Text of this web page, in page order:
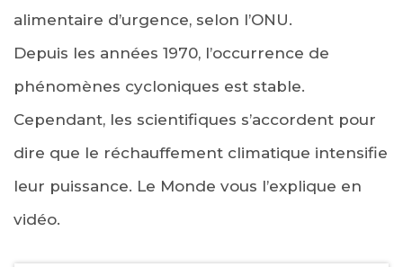
alimentaire d’urgence, selon l’ONU.
Depuis les années 1970, l’occurrence de
phénomènes cycloniques est stable.
Cependant, les scientifiques s’accordent pour
dire que le réchauffement climatique intensifie
leur puissance. Le Monde vous l’explique en
vidéo.